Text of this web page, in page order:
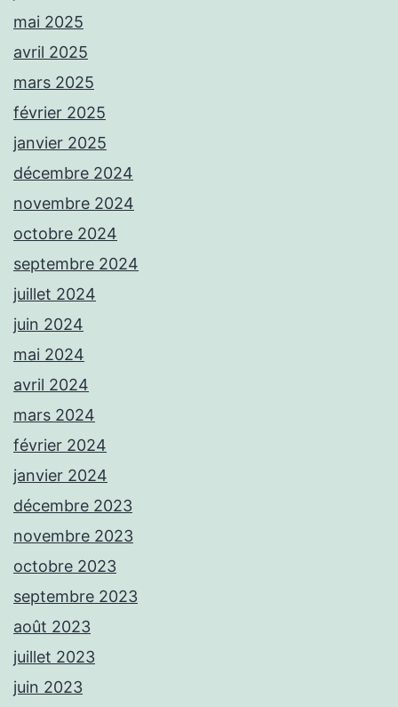
mai 2025
avril 2025
mars 2025
février 2025
janvier 2025
décembre 2024
novembre 2024
octobre 2024
septembre 2024
juillet 2024
juin 2024
mai 2024
avril 2024
mars 2024
février 2024
janvier 2024
décembre 2023
novembre 2023
octobre 2023
septembre 2023
août 2023
juillet 2023
juin 2023